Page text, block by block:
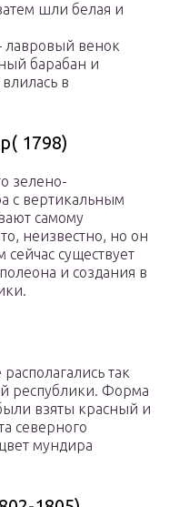
шли белая и
лавровый венок
барабан и
в
1798)
зелено-
с вертикальным
самому
неизвестно, но он
существует
и создания в
так
республики. Форма
взяты красный и
северного
мундира